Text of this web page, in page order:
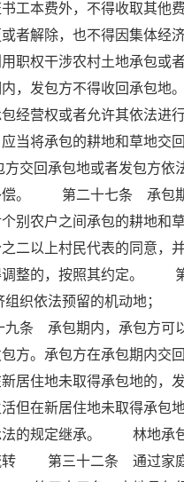
书工本费外，不得收取
或者解除，也不得因集
用职权干涉农村土地承
发包方不得收回承包地
包经营权或者允许其依法
当将承包的耕地和草地交
回承包地或者发包方依
偿。 第二十七条 承包
别农户之间承包的耕地和
二以上村民代表的同意，
调整的，按照其约定。
织依法预留的机动地；
承包期内，承包方可以
包方。承包方在承包期内
居住地未取得承包地的，
活但在新居住地未取得
法的规定继承。 林地承
第三十二条 通过家庭